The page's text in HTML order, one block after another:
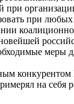
при
меры
на